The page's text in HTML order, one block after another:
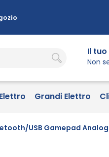
Il
Non
Grandi Elettro
USB Gamepad